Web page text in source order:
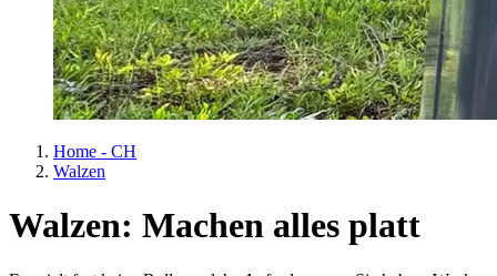
Home - CH
Walzen
Walzen: Machen alles platt